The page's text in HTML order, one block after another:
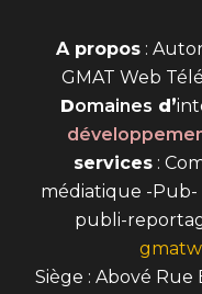
A propos:
GMAT Web
Domaines d’
services:
médiatique -
publi-
Siège : Abové Rue